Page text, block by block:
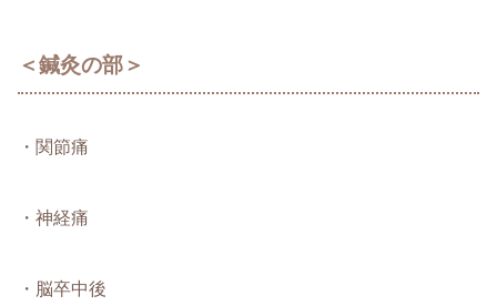
＜鍼灸の部＞
・関節痛
・神経痛
・脳卒中後